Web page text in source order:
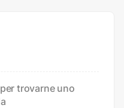
trovarne uno